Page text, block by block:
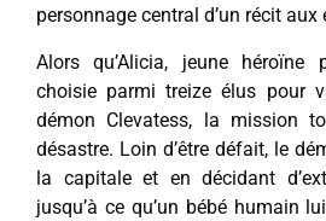
personnage central d’un récit
Alors qu’Alicia, jeune héroïne
choisie parmi treize élus pour
démon Clevatess, la mission
désastre. Loin d’être défait, le
la capitale et en décidant
jusqu’à ce qu’un bébé humain